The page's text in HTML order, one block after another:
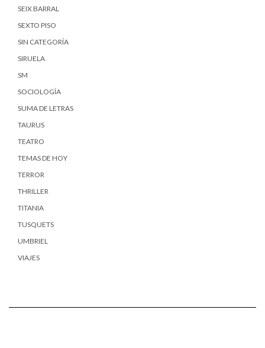
SEIX BARRAL
SEXTO PISO
SIN CATEGORÍA
SIRUELA
SM
SOCIOLOGÍA
SUMA DE LETRAS
TAURUS
TEATRO
TEMAS DE HOY
TERROR
THRILLER
TITANIA
TUSQUETS
UMBRIEL
VIAJES